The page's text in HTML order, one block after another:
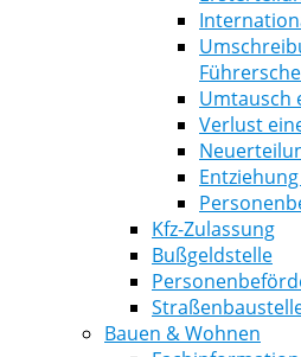
Umtausch
Verlust
Kfz-Zulassung
Bußgeldstelle
Bauen & Wohnen